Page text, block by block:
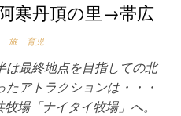
寒丹頂の里→帯広
旅 育児
は最終地点を目指しての北
アトラクションは・・・
場「ナイタイ牧場」へ。